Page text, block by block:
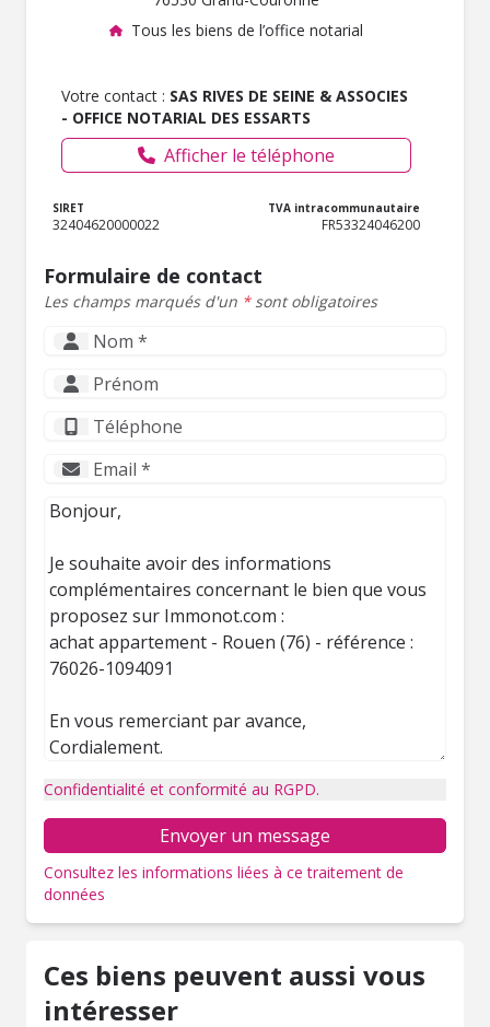
Tous les biens de l’office notarial
Votre contact : SAS RIVES DE SEINE & ASSOCIES
- OFFICE NOTARIAL DES ESSARTS
Afficher le téléphone
SIRET
32404620000022
TVA intracommunautaire
FR53324046200
Formulaire de contact
Les champs marqués d'un *sont obligatoires
Confidentialité et conformité au RGPD.
Envoyer un message
Consultez les informations liées à ce traitement de
données
Ces biens peuvent aussi vous
intéresser